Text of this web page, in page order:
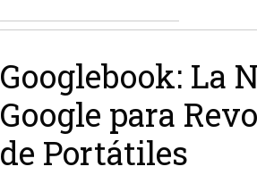
Googlebook: La
Google para
de Portátiles